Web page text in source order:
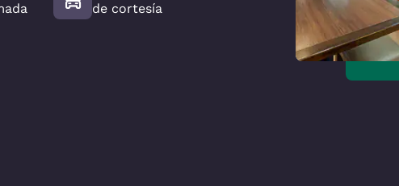
de cortesía